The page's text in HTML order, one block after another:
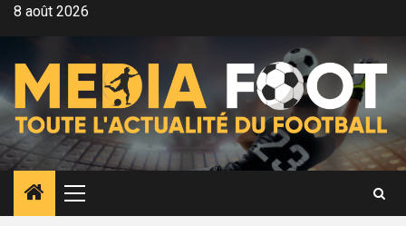
Aller8 août 2026
Menu
principal